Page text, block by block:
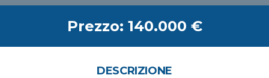
Prezzo: 140.000 €
DESCRIZIONE